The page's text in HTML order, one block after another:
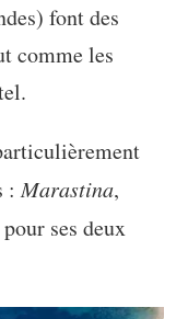
font des
comme les
:Marastina,
ses deux